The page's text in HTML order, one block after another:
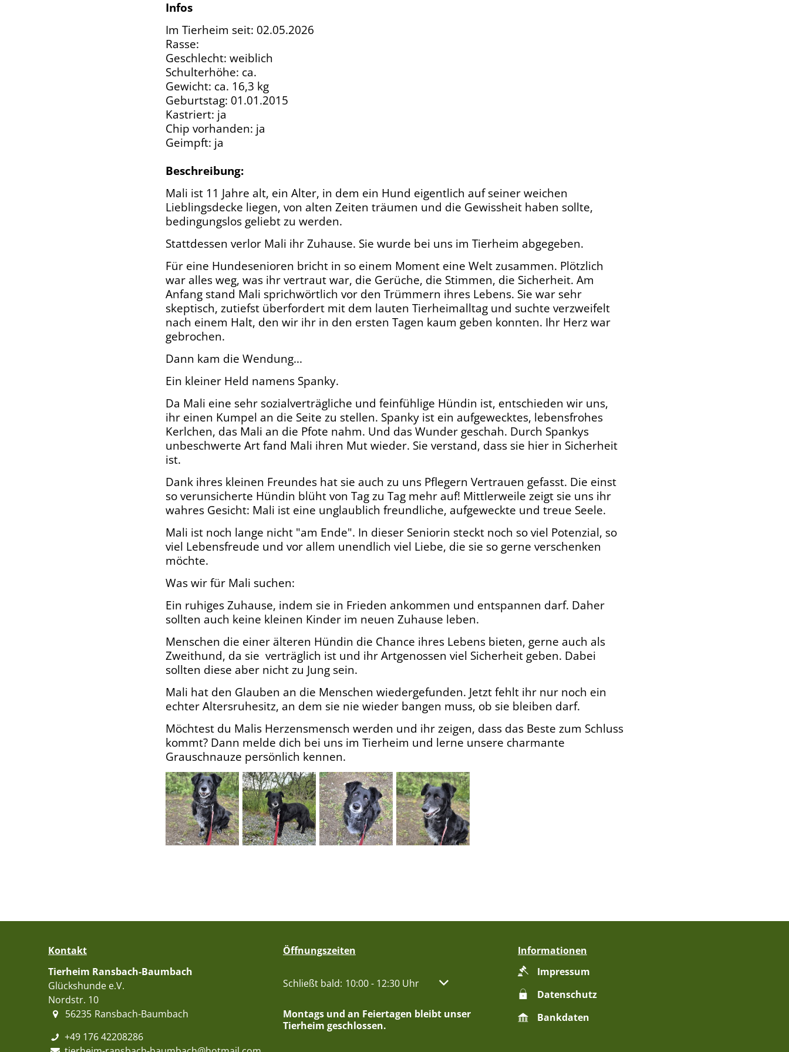
Infos
Im Tierheim seit: 02.05.2026
Rasse:
Geschlecht: weiblich
Schulterhöhe: ca.
Gewicht: ca. 16,3 kg
Geburtstag: 01.01.2015
Kastriert: ja
Chip vorhanden: ja
Geimpft: ja
Beschreibung:
Mali ist 11 Jahre alt, ein Alter, in dem ein Hund eigentlich auf seiner weichen
Lieblingsdecke liegen, von alten Zeiten träumen und die Gewissheit haben sollte,
bedingungslos geliebt zu werden.
Stattdessen verlor Mali ihr Zuhause. Sie wurde bei uns im Tierheim abgegeben.
Für eine Hundesenioren bricht in so einem Moment eine Welt zusammen. Plötzlich
war alles weg, was ihr vertraut war, die Gerüche, die Stimmen, die Sicherheit. Am
Anfang stand Mali sprichwörtlich vor den Trümmern ihres Lebens. Sie war sehr
skeptisch, zutiefst überfordert mit dem lauten Tierheimalltag und suchte verzweifelt
nach einem Halt, den wir ihr in den ersten Tagen kaum geben konnten. Ihr Herz war
gebrochen.
Dann kam die Wendung...
Ein kleiner Held namens Spanky.
Da Mali eine sehr sozialverträgliche und feinfühlige Hündin ist, entschieden wir uns,
ihr einen Kumpel an die Seite zu stellen. Spanky ist ein aufgewecktes, lebensfrohes
Kerlchen, das Mali an die Pfote nahm. Und das Wunder geschah. Durch Spankys
unbeschwerte Art fand Mali ihren Mut wieder. Sie verstand, dass sie hier in Sicherheit
ist.
Dank ihres kleinen Freundes hat sie auch zu uns Pflegern Vertrauen gefasst. Die einst
so verunsicherte Hündin blüht von Tag zu Tag mehr auf! Mittlerweile zeigt sie uns ihr
wahres Gesicht: Mali ist eine unglaublich freundliche, aufgeweckte und treue Seele.
Mali ist noch lange nicht "am Ende". In dieser Seniorin steckt noch so viel Potenzial, so
viel Lebensfreude und vor allem unendlich viel Liebe, die sie so gerne verschenken
möchte.
Was wir für Mali suchen:
Ein ruhiges Zuhause, indem sie in Frieden ankommen und entspannen darf. Daher
sollten auch keine kleinen Kinder im neuen Zuhause leben.
Menschen die einer älteren Hündin die Chance ihres Lebens bieten, gerne auch als
Zweithund, da sie verträglich ist und ihr Artgenossen viel Sicherheit geben. Dabei
sollten diese aber nicht zu Jung sein.
Mali hat den Glauben an die Menschen wiedergefunden. Jetzt fehlt ihr nur noch ein
echter Altersruhesitz, an dem sie nie wieder bangen muss, ob sie bleiben darf.
Möchtest du Malis Herzensmensch werden und ihr zeigen, dass das Beste zum Schluss
kommt? Dann melde dich bei uns im Tierheim und lerne unsere charmante
Grauschnauze persönlich kennen.
Kontakt
Tierheim Ransbach-Baumbach
Glückshunde e.V.
Nordstr. 10
56235 Ransbach-Baumbach
+49 176 42208286
Öffnungszeiten
Klicken, um weitere Öffnungs- oder Schließzeiten auszublenden
Schließt bald: 10:00- 12:30 Uhr Von 10:00 bis 12:30 Uhr
Montags und an Feiertagen bleibt unser
Tierheim geschlossen.
Informationen
Impressum
Datenschutz
Bankdaten